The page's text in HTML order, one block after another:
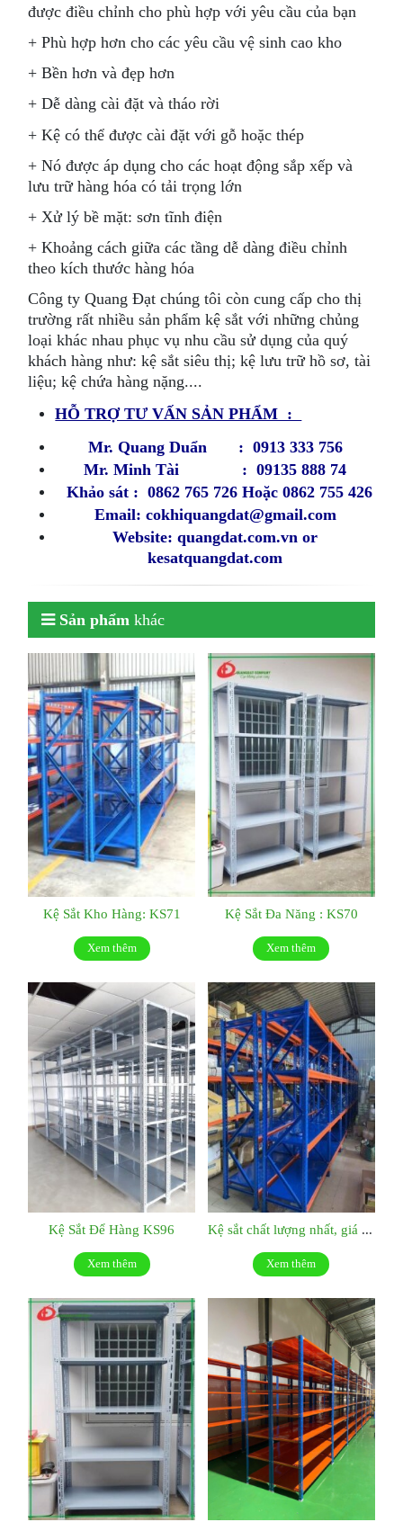
được điều chỉnh cho phù hợp với yêu cầu của bạn
+ Phù hợp hơn cho các yêu cầu vệ sinh cao kho
+ Bền hơn và đẹp hơn
+ Dễ dàng cài đặt và tháo rời
+ Kệ có thể được cài đặt với gỗ hoặc thép
+ Nó được áp dụng cho các hoạt động sắp xếp và
lưu trữ hàng hóa có tải trọng lớn
+ Xử lý bề mặt: sơn tĩnh điện
+ Khoảng cách giữa các tầng dễ dàng điều chỉnh
theo kích thước hàng hóa
Công ty Quang Đạt chúng tôi còn cung cấp cho thị
trường rất nhiều sản phẩm kệ sắt với những chủng
loại khác nhau phục vụ nhu cầu sử dụng của quý
khách hàng như: kệ sắt siêu thị; kệ lưu trữ hồ sơ, tài
liệu; kệ chứa hàng nặng....
HỖ​ TRỢ TƯ VẤN SẢN PHẨM :
Mr. Quang Duẩn : 0913 333 756
Mr. Minh Tài : 09135 888 74
Khảo sát : 0862 765 726 Hoặc 0862 755 426
Email: cokhiquangdat@gmail.com
Website: quangdat.com.vn or
kesatquangdat.com
Sản phẩm khác
Kệ Sắt Kho Hàng: KS71
Xem thêm
Kệ Sắt Đa Năng : KS70
Xem thêm
Kệ Sắt Để Hàng KS96
Xem thêm Xem thêm